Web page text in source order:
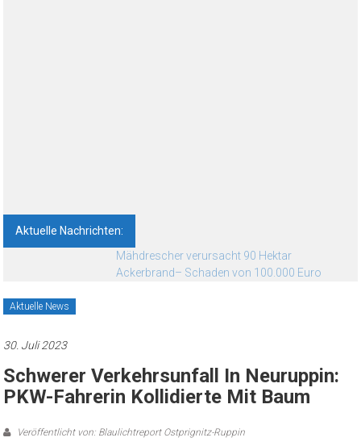
Aktuelle Nachrichten:
Mähdrescher verursacht 90 Hektar
Ackerbrand– Schaden von 100.000 Euro
Aktuelle News
30. Juli 2023
Schwerer Verkehrsunfall In Neuruppin:
PKW-Fahrerin Kollidierte Mit Baum
Veröffentlicht von: Blaulichtreport Ostprignitz-Ruppin